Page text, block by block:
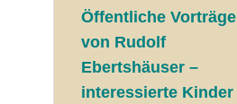
Öffentliche Vorträge
von Rudolf
Ebertshäuser –
interessierte Kinder